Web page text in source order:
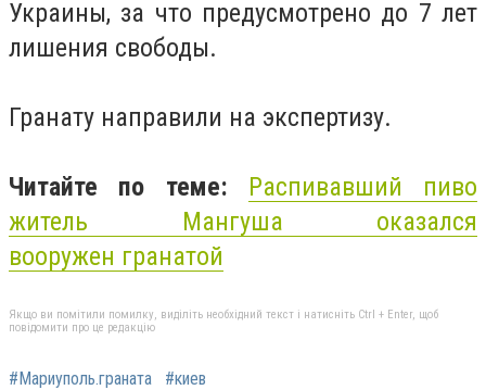
Украины, за что предусмотрено до 7 лет
лишения свободы.
Гранату направили на экспертизу.
Читайте по теме: Распивавший пиво
житель Мангуша оказался
вооружен гранатой
Якщо ви помітили помилку, виділіть необхідний текст і натисніть Ctrl + Enter, щоб
повідомити про це редакцію
#Мариуполь.граната #киев